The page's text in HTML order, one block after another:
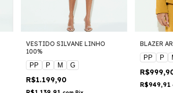
VESTIDO SILVANE LINHO
100%
PP
P M G
R$1.199,90
BLAZER
PP
P
R$949,91